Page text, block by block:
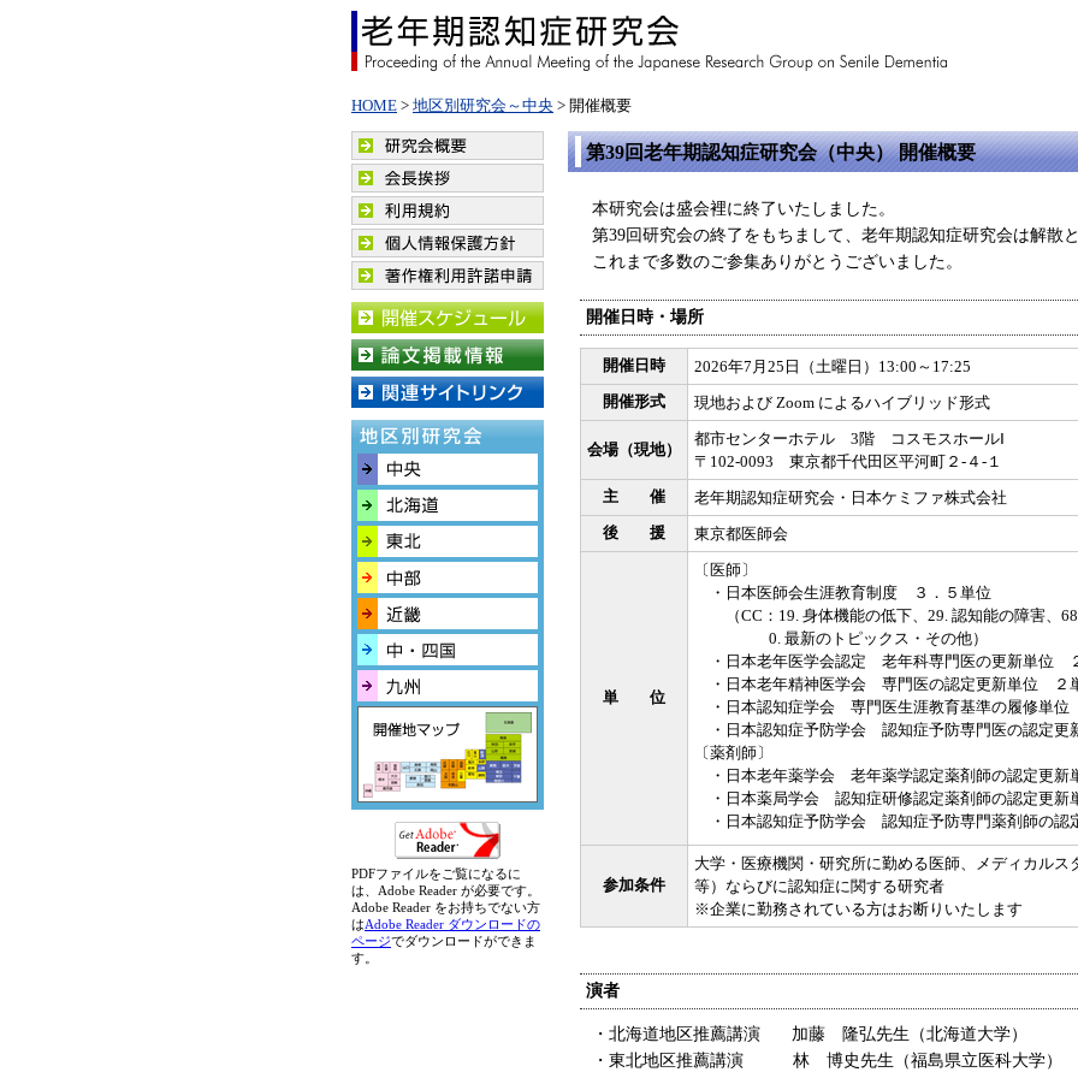
HOME > 地区別研究会～中央 > 開催概要
第39回老年期認知症研究会（中央） 開催概要
本研究会は盛会裡に終了いたしました。
第39回研究会の終了をもちまして、老年期認知症研究会は解散と
これまで多数のご参集ありがとうございました。
開催日時・場所
開催日時
2026年7月25日（土曜日）13:00～17:25
開催形式
現地および Zoom によるハイブリッド形式
会場（現地）
都市センターホテル 3階 コスモスホールⅠ
〒102-0093 東京都千代田区平河町２-４-１
主 催
老年期認知症研究会・日本ケミファ株式会社
後 援
東京都医師会
単 位
〔医師〕
・日本医師会生涯教育制度 ３．５単位
（CC：19. 身体機能の低下、29. 認知能の障害、68.
0. 最新のトピックス・その他）
・日本老年医学会認定 老年科専門医の更新単位
・日本老年精神医学会 専門医の認定更新単位 ２
・日本認知症学会 専門医生涯教育基準の履修単
・日本認知症予防学会 認知症予防専門医の認定更
〔薬剤師〕
・日本老年薬学会 老年薬学認定薬剤師の認定更
・日本薬局学会 認知症研修認定薬剤師の認定更
・日本認知症予防学会 認知症予防専門薬剤師の認
参加条件
大学・医療機関・研究所に勤める医師、メディカルス
等）ならびに認知症に関する研究者
※企業に勤務されている方はお断りいたします
演者
・北海道地区推薦講演
加藤 隆弘先生（北海道大学）
・東北地区推薦講演
林 博史先生（福島県立医科大学）
PDFファイルをご覧になるに
は、Adobe Reader が必要です。
Adobe Reader をお持ちでない方
はAdobe Reader ダウンロードの
ページでダウンロードができま
す。